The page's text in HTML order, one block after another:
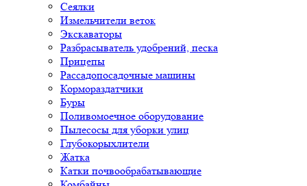
Сеялки
Измельчители веток
Экскаваторы
Разбрасыватель удобрений, песка
Прицепы
Рассадопосадочные машины
Кормораздатчики
Буры
Поливомоечное оборудование
Пылесосы для уборки улиц
Глубокорыхлители
Жатка
Катки почвообрабатывающие